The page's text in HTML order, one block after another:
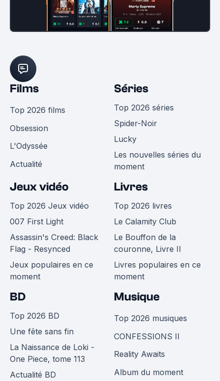
Films
Top 2026 films
Obsession
L'Odyssée
Actualité
Séries
Top 2026 séries
Spider-Noir
Lucky
Les nouvelles séries du
moment
Jeux vidéo
Top 2026 Jeux vidéo
007 First Light
Assassin's Creed: Black
Flag - Resynced
Jeux populaires en ce
moment
Livres
Top 2026 livres
Le Calamity Club
Le Bouffon de la
couronne, Livre II
Livres populaires en ce
moment
BD
Top 2026 BD
Une fête sans fin
La Naissance de Loki -
One Piece, tome 113
Actualité BD
Musique
Top 2026 musiques
CONFESSIONS II
Reality Awaits
Album du moment